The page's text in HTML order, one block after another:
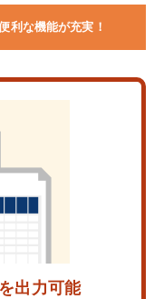
利な機能が充実！
出力可能